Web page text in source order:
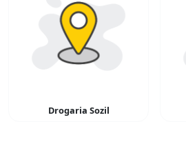
Drogaria Sozil